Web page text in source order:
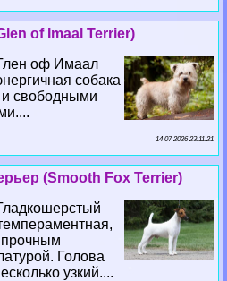
of Imaal Terrier)
оф Имаал
собака
свободными
14 07 2026 23:11:21
(Smooth Fox Terrier)
прочным
Голова
узкий....